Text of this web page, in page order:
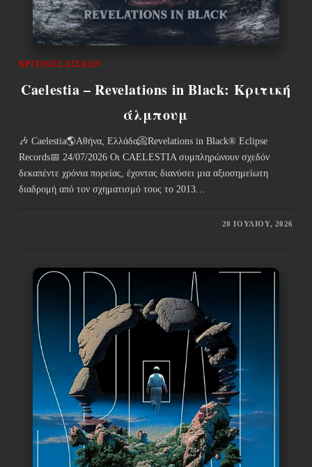
ΚΡΙΤΙΚΈΣ ΔΊΣΚΩΝ
Caelestia – Revelations in Black: Κριτική
άλμπουμ
🎶 Caelestia🌎Αθήνα, Ελλάδα📀Revelations in Black® Eclipse
Records📅 24/07/2026 Οι CAELESTIA συμπληρώνουν σχεδόν
δεκαπέντε χρόνια πορείας, έχοντας διανύσει μια αξιοσημείωτη
διαδρομή από τον σχηματισμό τους το 2013…
20 ΙΟΥΛΊΟΥ, 2026